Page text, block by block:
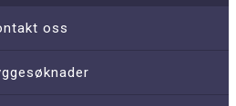
oss